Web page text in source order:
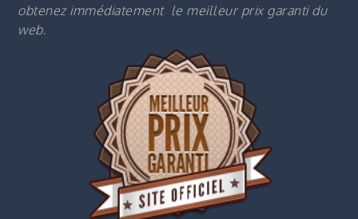
obtenez immédiatement le meilleur prix garanti du
web.